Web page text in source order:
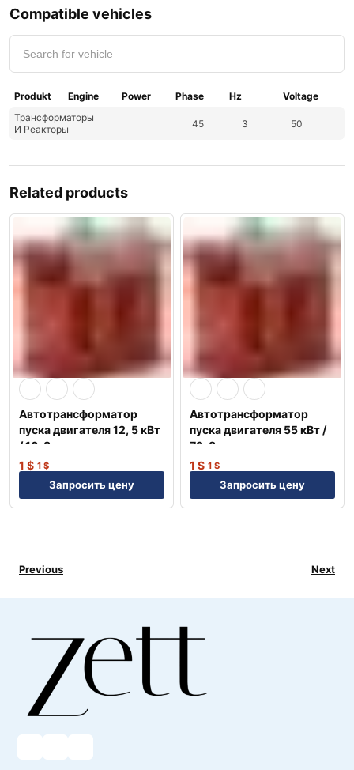
Compatible vehicles
Produkt Engine Power Phase Hz
Voltage
Трансформаторы
И Реакторы
45 3 50
Related products
Автотрансформатор
пуска двигателя 12, 5 кВт
/ 16, 8 л.с. —
Профессиональное
решение NEP
1 $ 1 $
Запросить цену
Автотрансформатор
пуска двигателя 55 кВт /
73, 8 л.с. —
Профессиональное
решение NEP
1 $ 1 $
Запросить цену
Previous Next